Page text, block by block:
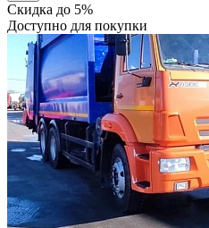
Скидка до 5%
Доступно для покупки